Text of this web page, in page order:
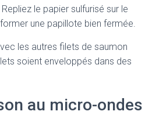
le papier sulfurisé sur le
une papillote bien fermée.
les autres filets de saumon
soient enveloppés dans des
au micro-ondes